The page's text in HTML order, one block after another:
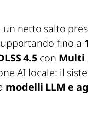
netto salto
fino a
4.5 con Multi
AI locale: il
modelli LLM e